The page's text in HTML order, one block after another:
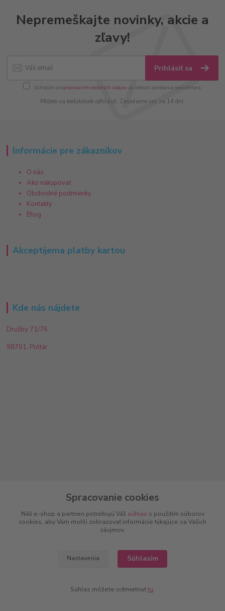
Nepremeškajte novinky, akcie a
zľavy!
Prihlásiť sa
Súhlasím sospracovaním osobných údajov za účelom zasielania newslettera.
Môžete sa kedykoľvek odhlásiť. Zasielame raz za 14 dní.
Informácie pre zákazníkov
O nás
Ako nakupovať
Obchodné podmienky
Kontakty
Blog
Akceptijema platby kartou
Kde nás nájdete
Družby 71/76
98701, Poltár
Kontakty
Spracovanie cookies
Náš e-shop a partneri potrebujú Váš súhlas s použitím súborov
cookies, aby Vám mohli zobrazovať informácie týkajúce sa Vašich
záujmov.
Nastavenia Súhlasím
Súhlas môžete odmietnuťtu.